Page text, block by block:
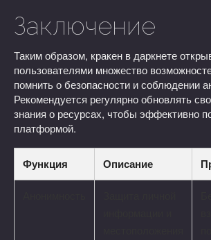
Заключение
Таким образом, кракен в даркнете
пользователями множество
помнить о безопасности и соблюдении
Рекомендуется регулярно обновлять
знания о ресурсах, чтобы эффективно
платформой.
Функция Описание